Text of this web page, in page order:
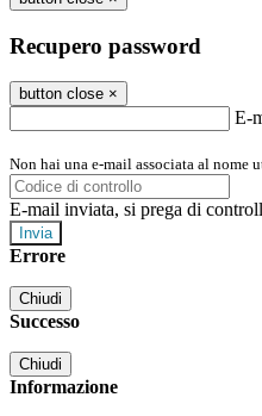
Recupero password
button close ×
E-
Non hai una e-mail associata al nome
E-mail inviata, si prega di
Errore
Chiudi
Successo
Chiudi
Informazione